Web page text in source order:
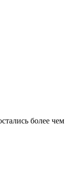
более чем